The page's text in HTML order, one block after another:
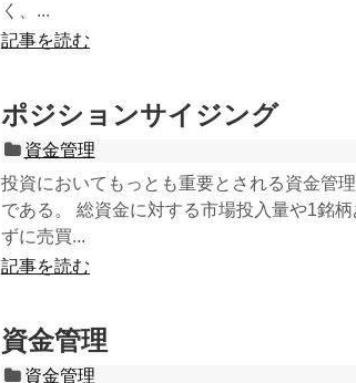
く、...
記事を読む
ポジションサイジング
資金管理
投資においてもっとも重要とされる資金管
である。 総資金に対する市場投入量や1銘
ずに売買...
記事を読む
資金管理
資金管理